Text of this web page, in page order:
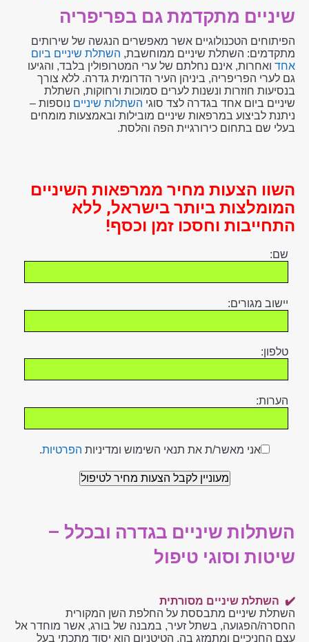
שיניים מתקדמת גם בפריפריה
הפיתוחים הטכנולוגיים אשר מאפשרים הנגשה של שירותים
מתקדמים: השתלת שיניים ממוחשבת, השתלת שיניים ביום
אחד ואחרות, אינם נחלתם של ערי המטרופולין בלבד, והגיעו
גם לערי הפריפריה, ביניהן העיר הדרומית גדרה. ללא צורך
בנסיעות חוזרות ונשנות לערים סמוכות ורחוקות, השתלת
שיניים ביום אחד בגדרה לצד סוגי השתלות שיניים נוספות –
ניתנת לביצוע במרפאות שיניים מובילות ובאמצעות מומחים
בעלי שם בתחום כירורגיית הפה והלסת.
השוו הצעות מחיר ממרפאות השיניים
המומלצות ביותר בישראל, ללא
התחייבות וחסכו זמן וכסף!
שם:
יישוב מגורים:
טלפון:
הערות:
אני מאשר/ת את תנאי השימוש ומדיניות הפרטיות.
השתלות שיניים בגדרה ובכלל –
שיטות וסוגי טיפול
✔️ השתלת שיניים מסורתית
השתלת שיניים מתבססת על החלפת השן המקורית
החסרה/הפגועה, בשתל זעיר, במבנה של בורג, אשר מוחדר אל
עצם החניכיים ומתמזג בה. הטיטניום הוא יסוד מתכתי בעל